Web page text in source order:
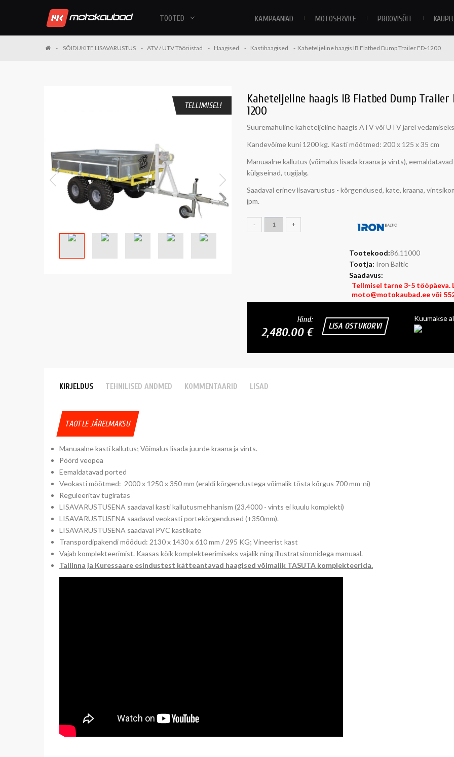
KAMPAANIAD MOTOSERVICE PROOVISÕIT
TOOTED
SÕIDUKITE LISAVARUSTUS ATV / UTV Tööriistad Haagised Kastihaagised Kaheteljeline haagis IB Flatbed Dump Trailer FD-1200
TELLIMISEL!
Kaheteljeline haagis IB Flatbed Dump Trailer
1200
Suuremahuline kaheteljeline haagis ATV või UTV järel
Kandevõime kuni 1200 kg. Kasti mõõtmed: 200 x 125 x 35 cm
Manuaalne kallutus (võimalus lisada kraana ja vints), eemaldatavad
külgseinad, tugijalg.
Saadaval erinev lisavarustus - kõrgendused, kate, kraana,
jpm.
Tootekood:86.11000
Tootja: Iron Baltic
Saadavus:
Tellmisel tarne 3-5 tööpäeva.
moto@motokaubad.ee või
- +
Hind:
2,480.00 €
Kuumakse
LISA OSTUKORVI
KIRJELDUS TEHNILISED ANDMED KOMMENTAARID LISAD
TAOTLE JÄRELMAKSU
Manuaalne kasti kallutus; Võimalus lisada juurde kraana ja vints.
Pöörd veopea
Eemaldatavad ported
Veokasti mõõtmed: 2000 x 1250 x 350 mm (eraldi kõrgendustega võimalik tõsta kõrgus 700 mm-ni)
Reguleeritav tugiratas
LISAVARUSTUSENA saadaval kasti kallutusmehhanism (23.4000 - vints ei kuulu komplekti)
LISAVARUSTUSENA saadaval veokasti portekõrgendused (+350mm).
LISAVARUSTUSENA saadaval PVC kastikate
Transpordipakendi mõõdud: 2130 x 1430 x 610 mm / 295 KG; Vineerist kast
Vajab komplekteerimist. Kaasas kõik komplekteerimiseks vajalik ning illustratsioonidega manuaal.
Tallinna ja Kuressaare esindustest kätteantavad haagised võimalik TASUTA komplekteerida.